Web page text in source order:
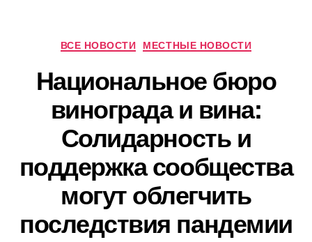
Рубрики
ВСЕ НОВОСТИ МЕСТНЫЕ НОВОСТИ
Национальное бюро
винограда и вина:
Солидарность и
поддержка сообщества
могут облегчить
последствия пандемии